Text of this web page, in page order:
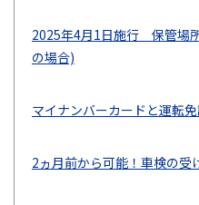
2025年4月1日施行 保管場
の場合)
マイナンバーカードと運転
2ヵ月前から可能！車検の受